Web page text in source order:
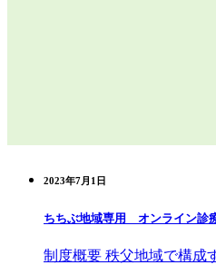
2023年7月1日
ちちぶ地域専用 オンライン診
制度概要 秩父地域で構成